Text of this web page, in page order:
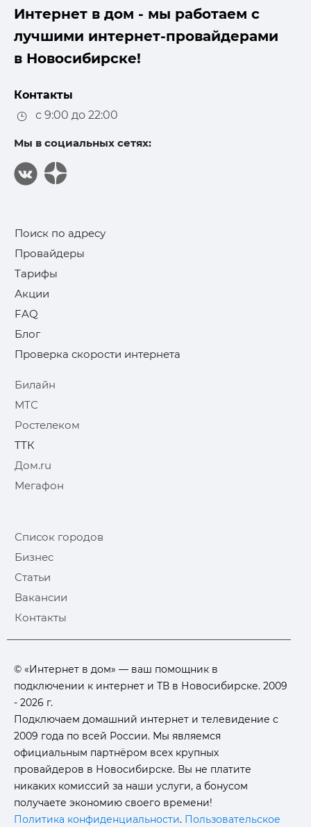
Интернет в дом - мы работаем с
лучшими интернет-провайдерами
в Новосибирске!
Контакты
с 9:00 до 22:00
Мы в социальных сетях:
Поиск по адресу
Провайдеры
Тарифы
Акции
FAQ
Блог
Проверка скорости интернета
Билайн
МТС
Ростелеком
ТТК
Дом.ru
Мегафон
Список городов
Бизнес
Статьи
Вакансии
Контакты
© «Интернет в дом» — ваш помощник в
подключении к интернет и ТВ в Новосибирске. 2009
- 2026 г.
Подключаем домашний интернет и телевидение с
2009 года по всей России. Мы являемся
официальным партнёром всех крупных
провайдеров в Новосибирске. Вы не платите
никаких комиссий за наши услуги, а бонусом
получаете экономию своего времени!
Политика конфиденциальности. Пользовательское